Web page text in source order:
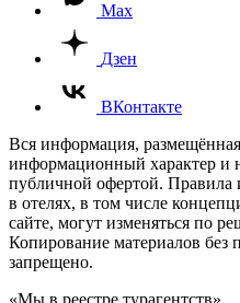
Max
Дзен
ВКонтакте
Вся информация,
информационный характер и
публичной офертой. Правила
в отелях, в том числе
сайте, могут изменяться по
Копирование материалов без
запрещено.
«Мы в реестре турагентств»